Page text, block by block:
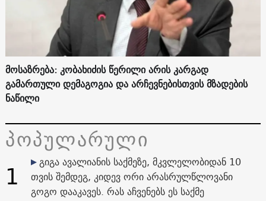
მოსაზრება: კობახიძის წერილი არის კარგად
გამართული დემაგოგია და არჩევნებისთვის მზადების
ნაწილი
პოპულარული
1
გიგა ავალიანის საქმეზე, მკვლელობიდან 10
თვის შემდეგ, კიდევ ორი არასრულწლოვანი
გოგო დააკავეს. რას აჩვენებს ეს საქმე